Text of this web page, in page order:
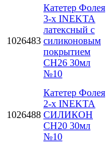
1026483
Катетер Фолея
3-х INEKTA
латексный с
силиконовым
покрытием
CH26 30мл
№10
1026488
Катетер Фолея
2-х INEKTA
СИЛИКОН
CH20 30мл
№10